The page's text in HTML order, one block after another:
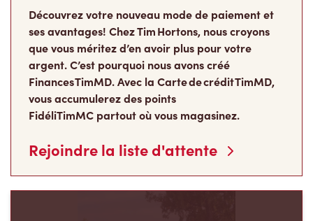
que vous méritez d’en avoir plus pour votre
argent. C’est pourquoi nous avons créé
Finances TimMD. Avec la Carte de crédit TimMD,
vous accumulerez des points
FidéliTimMC partout où vous magasinez.
Rejoindre la liste d'attente